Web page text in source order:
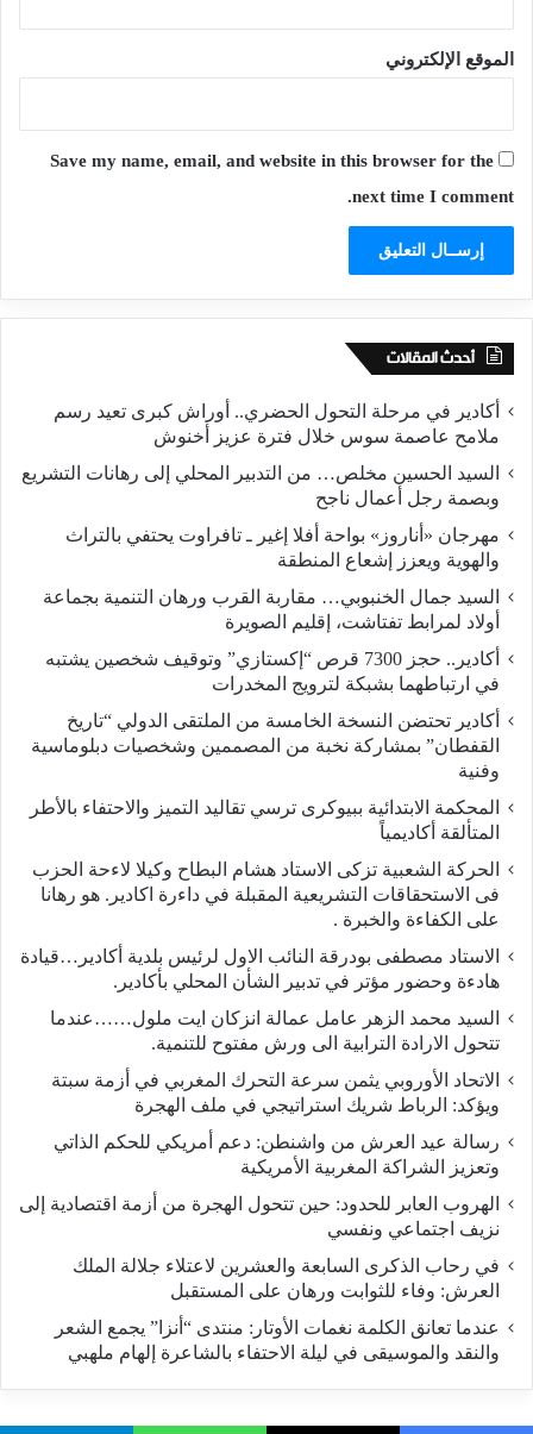
الموقع الإلكتروني
Save my name, email, and website in this browser for the
next time I comment.
أحدث المقالات
أكادير في مرحلة التحول الحضري.. أوراش كبرى تعيد رسم
ملامح عاصمة سوس خلال فترة عزيز أخنوش
السيد الحسين مخلص… من التدبير المحلي إلى رهانات التشريع
وبصمة رجل أعمال ناجح
مهرجان «أناروز» بواحة أفلا إغير ـ تافراوت يحتفي بالتراث
والهوية ويعزز إشعاع المنطقة
السيد جمال الخنبوبي… مقاربة القرب ورهان التنمية بجماعة
أولاد لمرابط تفتاشت، إقليم الصويرة
أكادير.. حجز 7300 قرص “إكستازي” وتوقيف شخصين يشتبه
في ارتباطهما بشبكة لترويج المخدرات
أكادير تحتضن النسخة الخامسة من الملتقى الدولي “تاريخ
القفطان” بمشاركة نخبة من المصممين وشخصيات دبلوماسية
وفنية
المحكمة الابتدائية ببيوكرى ترسي تقاليد التميز والاحتفاء بالأطر
المتألقة أكاديمياً
الحركة الشعبية تزكى الاستاد هشام البطاح وكيلا لاءحة الحزب
فى الاستحقاقات التشريعية المقبلة في داءرة اكادير. هو رهانا
على الكفاءة والخبرة .
الاستاد مصطفى بودرقة النائب الاول لرئيس بلدية أكادير…قيادة
هادءة وحضور مؤتر في تدبير الشأن المحلي بأكادير.
السيد محمد الزهر عامل عمالة انزكان ايت ملول……عندما
تتحول الارادة الترابية الى ورش مفتوح للتنمية.
الاتحاد الأوروبي يثمن سرعة التحرك المغربي في أزمة سبتة
ويؤكد: الرباط شريك استراتيجي في ملف الهجرة
رسالة عيد العرش من واشنطن: دعم أمريكي للحكم الذاتي
وتعزيز الشراكة المغربية الأمريكية
​الهروب العابر للحدود: حين تتحول الهجرة من أزمة اقتصادية إلى
نزيف اجتماعي ونفسي
في رحاب الذكرى السابعة والعشرين لاعتلاء جلالة الملك
العرش: وفاء للثوابت ورهان على المستقبل
​عندما تعانق الكلمة نغمات الأوتار: منتدى “أنزا” يجمع الشعر
والنقد والموسيقى في ليلة الاحتفاء بالشاعرة إلهام ملهبي